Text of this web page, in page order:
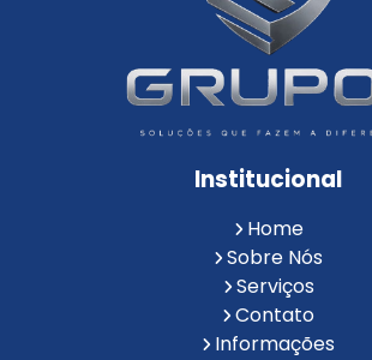
Facility Terceirização
Instalação de
Instalação de Cercas Elétricas
Monitoramento de Alarme 24 Horas
Portaria e Limpeza
Portaria Inteligente
Portaria Remota
Reconhecimento Facial em Condomínios
Reconhecimento Facial para
Reconhecimento Facial para Portaria
Reconhecimento Facial Portaria
Serviço de Limpeza Terceirizado
Serviço de Portaria e Limpeza
Institucional
Home
Sobre Nós
Serviços
Contato
Informações